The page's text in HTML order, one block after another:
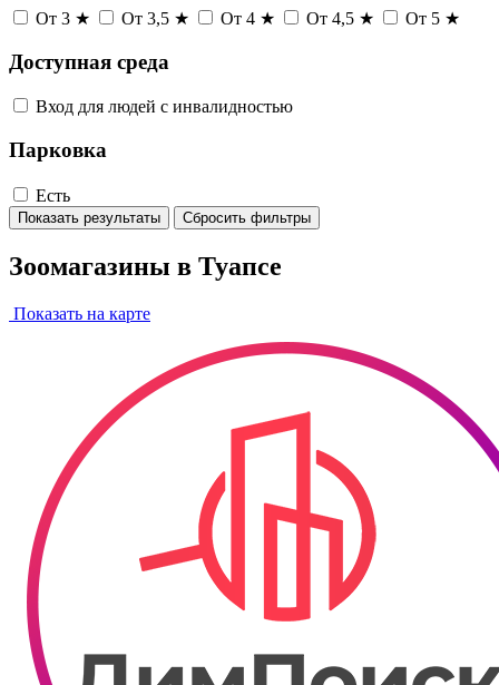
От 3 ★ От 3,5 ★ От 4 ★ От 4,5 ★ От 5 ★
Доступная среда
Вход для людей с инвалидностью
Парковка
Есть
Показать результаты Сбросить фильтры
Зоомагазины в Туапсе
Показать на карте